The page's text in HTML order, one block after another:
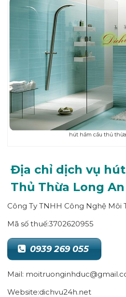
hút hầm cầu thủ
Địa chỉ dịch vụ
Thủ Thừa Long
Công Ty TNHH Công Nghệ Môi
Mã số thuế:3702620955
0939 269 055
Mail:
Website:dichvu24h.net